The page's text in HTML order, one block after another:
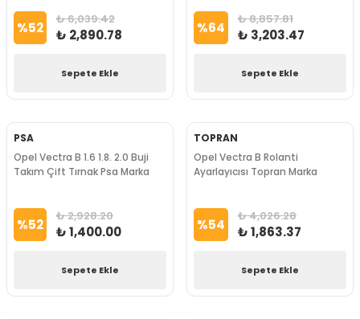
%52 ₺ 6,039.42
₺ 2,890.78
Sepete Ekle
%64 ₺ 8,857.81
₺ 3,203.47
Sepete Ekle
PSA
Opel Vectra B 1.6 1.8. 2.0 Buji
Takım Çift Tırnak Psa Marka
%52 ₺ 2,928.20
₺ 1,400.00
Sepete Ekle
TOPRAN
Opel Vectra B Rolanti
Ayarlayıcısı Topran Marka
%54 ₺ 4,026.28
₺ 1,863.37
Sepete Ekle